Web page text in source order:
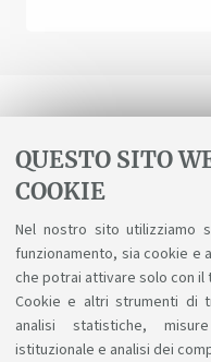
QUESTO SITO
COOKIE
Nel nostro sito utilizziamo
funzionamento, sia cookie e
che potrai attivare solo con il
Cookie e altri strumenti di
analisi statistiche,
istituzionale e analisi dei
Corso,